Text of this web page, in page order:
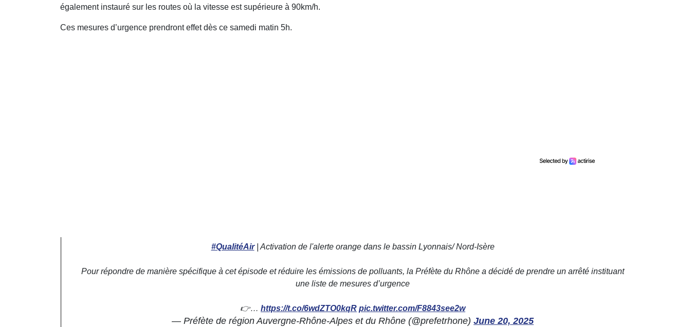
également instauré sur les routes où la vitesse est supérieure à 90km/h.
Ces mesures d’urgence prendront effet dès ce samedi matin 5h.
#QualitéAir| Activation de l'alerte orange dans le bassin Lyonnais/ Nord-Isère
Pour répondre de manière spécifique à cet épisode et réduire les émissions de polluants, la Préfète du Rhône a décidé de prendre un arrêté instituant
une liste de mesures d’urgence
👉… https://t.co/6wdZTO0kqR pic.twitter.com/F8843see2w
— Préfète de région Auvergne-Rhône-Alpes et du Rhône (@prefetrhone) June 20, 2025